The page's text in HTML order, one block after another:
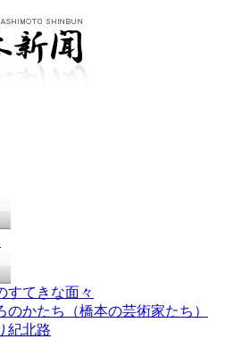
すてきな面々
のかたち（橋本の芸術家たち）
紀北路